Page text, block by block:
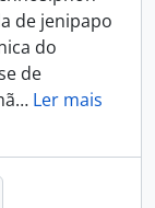
de jenipapo
do
de
… Ler mais